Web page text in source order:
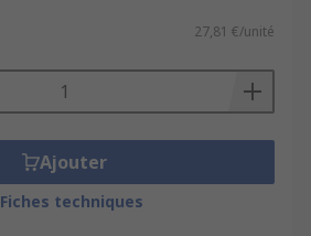
27,81 €/unité
Ajouter
Fiches techniques